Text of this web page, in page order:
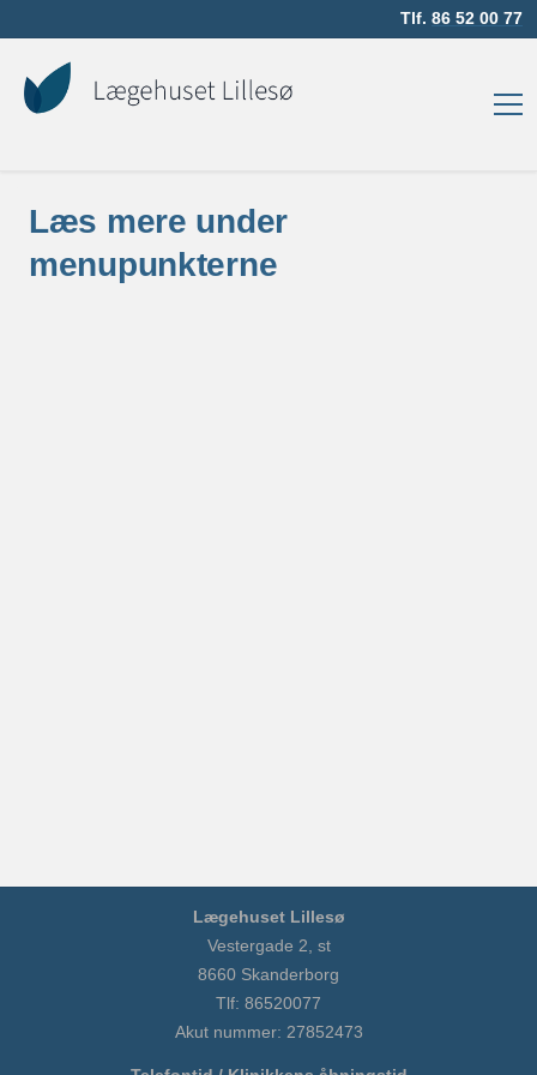
Tlf. 86 52 00 77
Læs mere under
menupunkterne
Lægehuset Lillesø
Vestergade 2, st
8660 Skanderborg
Tlf: 86520077
Akut nummer: 27852473